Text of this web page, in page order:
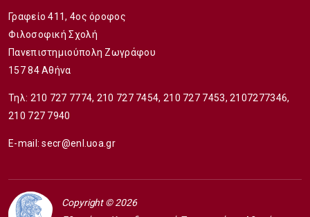
Γραφείο 411, 4ος όροφος
Φιλοσοφική Σχολή
Πανεπιστημιούπολη Ζωγράφου
157 84 Αθήνα
Τηλ: 210 727 7774, 210 727 7454, 210 727 7453,2107277346,
210 727 7940
E-mail:secr@enl.uoa.gr
Copyright © 2026